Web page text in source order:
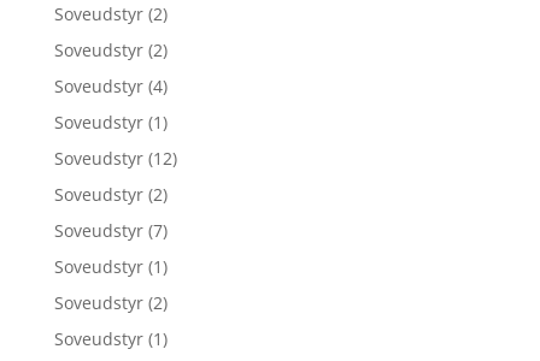
Soveudstyr (2)
Soveudstyr (2)
Soveudstyr (4)
Soveudstyr (1)
Soveudstyr (12)
Soveudstyr (2)
Soveudstyr (7)
Soveudstyr (1)
Soveudstyr (2)
Soveudstyr (1)